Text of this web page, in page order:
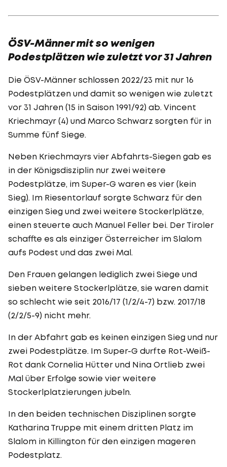
ÖSV-Männer mit so wenigen
Podestplätzen wie zuletzt vor 31 Jahren
Die ÖSV-Männer schlossen 2022/23 mit nur 16
Podestplätzen und damit so wenigen wie zuletzt
vor 31 Jahren (15 in Saison 1991/92) ab. Vincent
Kriechmayr (4) und Marco Schwarz sorgten für in
Summe fünf Siege.
Neben Kriechmayrs vier Abfahrts-Siegen gab es
in der Königsdisziplin nur zwei weitere
Podestplätze, im Super-G waren es vier (kein
Sieg). Im Riesentorlauf sorgte Schwarz für den
einzigen Sieg und zwei weitere Stockerlplätze,
einen steuerte auch Manuel Feller bei. Der Tiroler
schaffte es als einziger Österreicher im Slalom
aufs Podest und das zwei Mal.
Den Frauen gelangen lediglich zwei Siege und
sieben weitere Stockerlplätze, sie waren damit
so schlecht wie seit 2016/17 (1/2/4-7) bzw. 2017/18
(2/2/5-9) nicht mehr.
In der Abfahrt gab es keinen einzigen Sieg und nur
zwei Podestplätze. Im Super-G durfte Rot-Weiß-
Rot dank Cornelia Hütter und Nina Ortlieb zwei
Mal über Erfolge sowie vier weitere
Stockerlplatzierungen jubeln.
In den beiden technischen Disziplinen sorgte
Katharina Truppe mit einem dritten Platz im
Slalom in Killington für den einzigen mageren
Podestplatz.